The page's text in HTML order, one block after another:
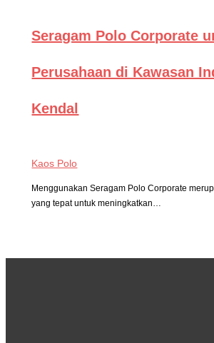
Seragam Polo Corporate
Perusahaan di Kawasan
Kendal
Kaos Polo
Menggunakan Seragam Polo Corporate
yang tepat untuk meningkatkan…